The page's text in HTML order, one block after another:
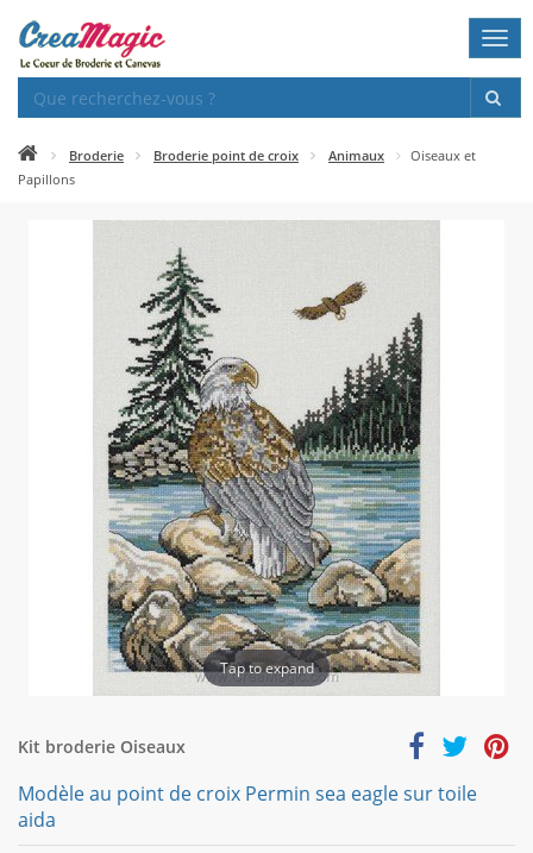
Broderie Broderie point de croix Animaux
Oiseaux et
Papillons
Tap to expand
Kit broderie Oiseaux
Modèle au point de croix Permin sea eagle sur toile
aida